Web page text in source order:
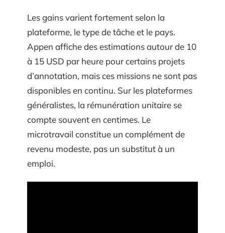
Les gains varient fortement selon la
plateforme, le type de tâche et le pays.
Appen affiche des estimations autour de 10
à 15 USD par heure pour certains projets
d’annotation, mais ces missions ne sont pas
disponibles en continu. Sur les plateformes
généralistes, la rémunération unitaire se
compte souvent en centimes. Le
microtravail constitue un complément de
revenu modeste, pas un substitut à un
emploi.